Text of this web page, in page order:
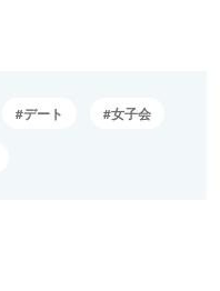
デート 女子会